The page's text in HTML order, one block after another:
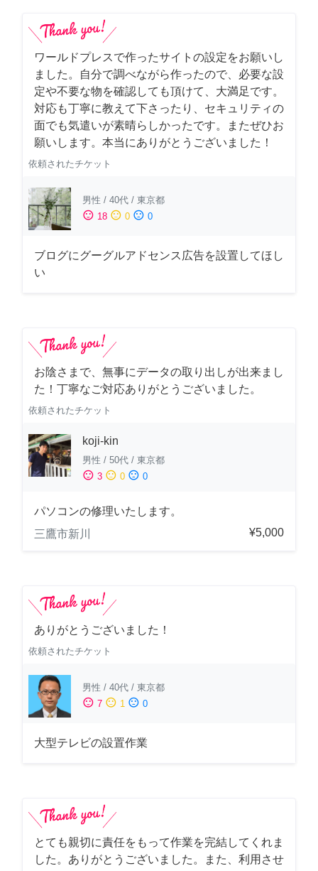
ワールドプレスで作ったサイトの設定をお願いし
ました。自分で調べながら作ったので、必要な設
定や不要な物を確認しても頂けて、大満足です。
対応も丁寧に教えて下さったり、セキュリティの
面でも気遣いが素晴らしかったです。またぜひお
願いします。本当にありがとうございました！
依頼されたチケット
男性 / 40代 / 東京都
sentiment_satisfied 18 sentiment_neutral 0 sentiment_dissatisfied 0
ブログにグーグルアドセンス広告を設置してほし
い
お陰さまで、無事にデータの取り出しが出来まし
た！丁寧なご対応ありがとうございました。
依頼されたチケット
koji-kin
男性 / 50代 / 東京都
sentiment_satisfied 3 sentiment_neutral 0 sentiment_dissatisfied 0
パソコンの修理いたします。
三鷹市新川
¥5,000
ありがとうございました！
依頼されたチケット
男性 / 40代 / 東京都
sentiment_satisfied 7 sentiment_neutral 1 sentiment_dissatisfied 0
大型テレビの設置作業
とても親切に責任をもって作業を完結してくれま
した。ありがとうございました。また、利用させ